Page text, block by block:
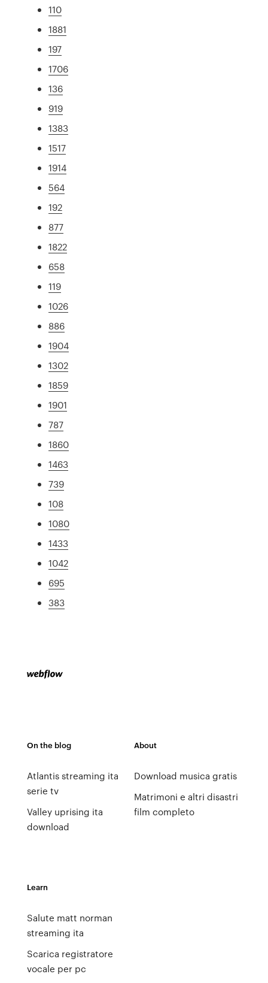
110
1881
197
1706
136
919
1383
1517
1914
564
192
877
1822
658
119
1026
886
1904
1302
1859
1901
787
1860
1463
739
108
1080
1433
1042
695
383
On the blog
Atlantis streaming ita
serie tv
Valley uprising ita
download
About
Download musica gratis
Matrimoni e altri disastri
film completo
Learn
Salute matt norman
streaming ita
Scarica registratore
vocale per pc